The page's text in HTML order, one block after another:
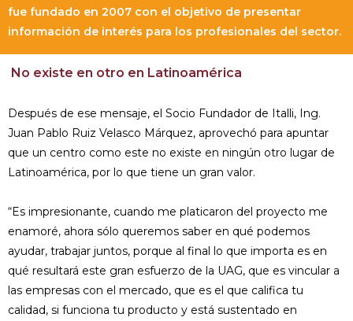
fue fundado en 2007 con el objetivo de presentar
información de interés para los profesionales del sector.
No existe en otro en Latinoamérica
Después de ese mensaje, el Socio Fundador de Italli, Ing.
Juan Pablo Ruiz Velasco Márquez, aprovechó para apuntar
que un centro como este no existe en ningún otro lugar de
Latinoamérica, por lo que tiene un gran valor.
“Es impresionante, cuando me platicaron del proyecto me
enamoré, ahora sólo queremos saber en qué podemos
ayudar, trabajar juntos, porque al final lo que importa es en
qué resultará este gran esfuerzo de la UAG, que es vincular a
las empresas con el mercado, que es el que califica tu
calidad, si funciona tu producto y está sustentado en